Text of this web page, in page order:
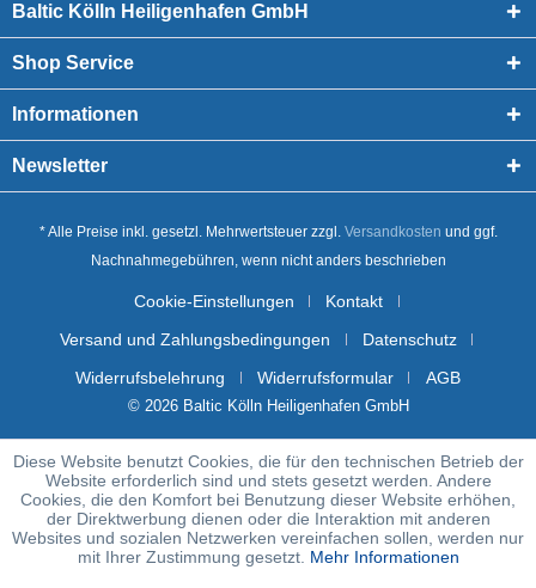
Baltic Kölln Heiligenhafen GmbH
Shop Service
Informationen
Newsletter
* Alle Preise inkl. gesetzl. Mehrwertsteuer zzgl. Versandkosten und ggf.
Nachnahmegebühren, wenn nicht anders beschrieben
Cookie-Einstellungen
Kontakt
Versand und Zahlungsbedingungen
Datenschutz
Widerrufsbelehrung
Widerrufsformular AGB
© 2026 Baltic Kölln Heiligenhafen GmbH
Diese Website benutzt Cookies, die für den technischen Betrieb der
Website erforderlich sind und stets gesetzt werden. Andere
Cookies, die den Komfort bei Benutzung dieser Website erhöhen,
der Direktwerbung dienen oder die Interaktion mit anderen
Websites und sozialen Netzwerken vereinfachen sollen, werden nur
mit Ihrer Zustimmung gesetzt. Mehr Informationen